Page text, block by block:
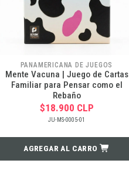
PANAMERICANA DE JUEGOS
Mente Vacuna | Juego de Cartas
Familiar para Pensar como el
Rebaño
$18.900 CLP
JU-MS-0005-01
AGREGAR AL CARRO